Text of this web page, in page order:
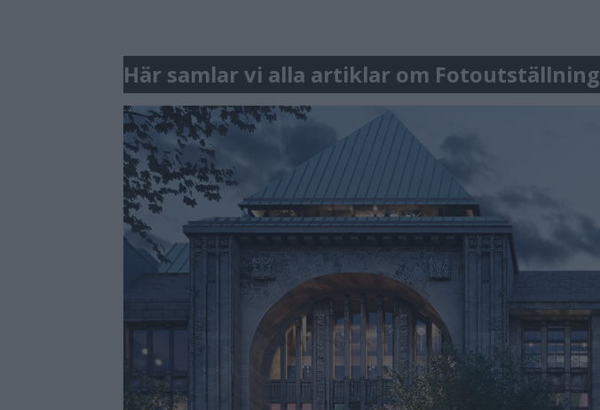
Här samlar vi alla artiklar om Fotoutställning